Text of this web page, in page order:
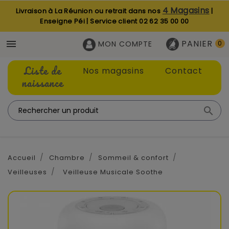
Livraison à La Réunion ou retrait dans nos 4 Magasins |
Enseigne Péi | Service client02 62 35 00 00
 PANIER 0
MON COMPTE
Liste de
naissance
Nos magasins Contact

Accueil Chambre
Sommeil & confort
Veilleuses
Veilleuse Musicale Soothe